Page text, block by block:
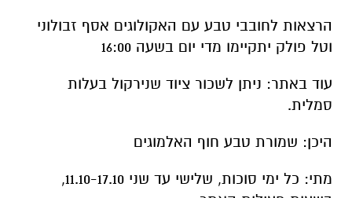
הרצאות לחובבי טבע עם האקולוגים אסף זבולוני
וטל פולק יתקיימו מדי יום בשעה 16:00
עוד באתר: ניתן לשכור ציוד שנירקול בעלות
סמלית.
היכן: שמורת טבע חוף האלמוגים
מתי: כל ימי סוכות, שלישי עד שני 11.10-17.10,